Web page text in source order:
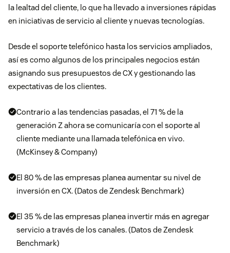
la lealtad del cliente, lo que ha llevado a inversiones rápidas
en iniciativas de servicio al cliente y nuevas tecnologías.
Desde el soporte telefónico hasta los servicios ampliados,
así es como algunos de los principales negocios están
asignando sus presupuestos de CX y gestionando las
expectativas de los clientes.
Contrario a las tendencias pasadas, el 71 % de la
generación Z ahora se comunicaría con el soporte al
cliente mediante una llamada telefónica en vivo.
(McKinsey & Company)
El 80 % de las empresas planea aumentar su nivel de
inversión en CX. (Datos de Zendesk Benchmark)
El 35 % de las empresas planea invertir más en agregar
servicio a través de los canales. (Datos de Zendesk
Benchmark)